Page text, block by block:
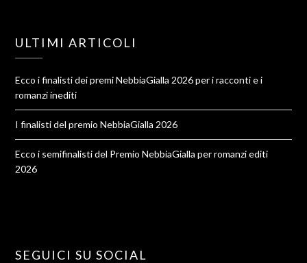
ULTIMI ARTICOLI
Ecco i finalisti dei premi NebbiaGialla 2026 per i racconti e i
romanzi inediti
I finalisti del premio NebbiaGialla 2026
Ecco i semifinalisti del Premio NebbiaGialla per romanzi editi
2026
SEGUICI SU SOCIAL